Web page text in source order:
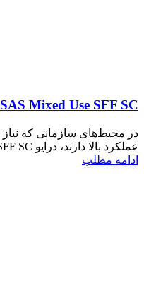
Mixed Use SFF SC
در محیط‌های سازمانی که نیاز
عملکرد بالا دارند، درایو HPE 1.6TB 12G SAS SFF SC ب...
ادامه مطلب